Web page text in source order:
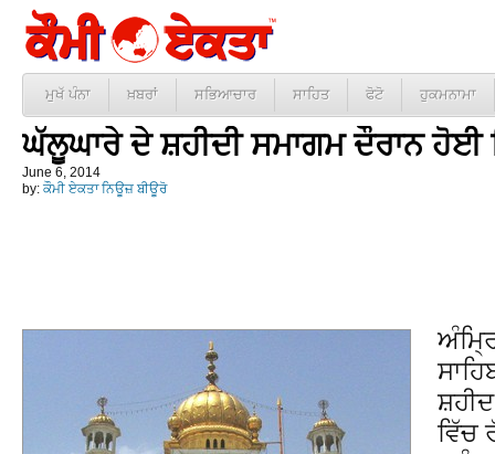
ਮੁਖੱ ਪੰਨਾ ਖ਼ਬਰਾਂ ਸਭਿਆਚਾਰ ਸਾਹਿਤ ਫੋਟੋ ਹੁਕਮਨਾਮਾ
ਘੱਲੂਘਾਰੇ ਦੇ ਸ਼ਹੀਦੀ ਸਮਾਗਮ ਦੌਰਾਨ ਹੋਈ
June 6, 2014
by: ਕੌਮੀ ਏਕਤਾ ਨਿਊਜ਼ ਬੀਊਰੋ
ਵਿੱਚ